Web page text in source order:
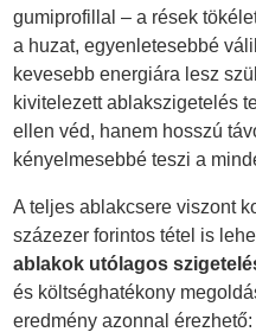
gumiprofillal – a rések
a huzat, egyenletesebbé
kevesebb energiára lesz
kivitelezett ablakszigetelés
ellen véd, hanem hosszú
kényelmesebbé teszi a
A teljes ablakcsere viszont
százezer forintos tétel is
ablakok utólagos
és költséghatékony
eredmény azonnal